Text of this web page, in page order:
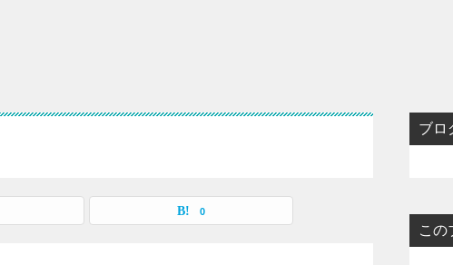
0
ブロ
この